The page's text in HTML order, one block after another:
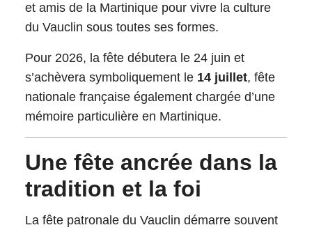
et amis de la Martinique pour vivre la culture
du Vauclin sous toutes ses formes.
Pour 2026, la fête débutera le 24 juin et
s’achèvera symboliquement le 14 juillet, fête
nationale française également chargée d’une
mémoire particulière en Martinique.
Une fête ancrée dans la
tradition et la foi
La fête patronale du Vauclin démarre souvent